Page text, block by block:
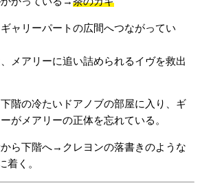
ャリーパートの広間へつながってい
メアリーに追い詰められるイヴを救出
階の冷たいドアノブの部屋に入り、ギ
がメアリーの正体を忘れている。
から下階へ→クレヨンの落書きのような
着く。